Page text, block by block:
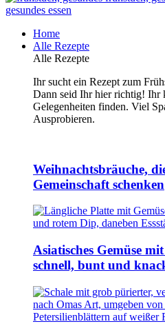
Home
Alle Rezepte
Alle Rezepte
Ihr sucht ein Rezept zum
Dann seid Ihr hier richtig! Ihr
Gelegenheiten finden. Viel
Ausprobieren.
Weihnachtsbräuche,
Gemeinschaft schenken
Asiatisches Gemüse
schnell, bunt und